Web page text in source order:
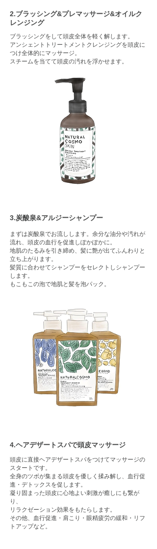
2.ブラッシング&プレマッサージ&オイルク
レンジング
ブラッシングをして頭皮全体を軽く解します。
アンシェントトリートメントクレンジングを頭皮に
つけ全体的にマッサージ。
スチームを当てて頭皮の汚れを浮かせます。
3.炭酸泉&アルジーシャンプー
まずは炭酸泉でお流しします。余分な油分や汚れが
流れ、頭皮の血行を促進しぽかぽかに。
地肌のたるみを引き締め、髪に艶が出てふんわりと
立ち上がります。
髪質に合わせてシャンプーをセレクトしシャンプー
します。
もこもこの泡で地肌と髪を泡パック。
4.ヘアデザートスパで頭皮マッサージ
頭皮に直接ヘアデザートスパをつけてマッサージの
スタートです。
全身のツボが集まる頭皮を優しく揉み解し、血行促
進・デトックスを促します。
凝り固まった頭皮に心地よい刺激が癒しにも繋が
り、
リラクゼーション効果をもたらします。
その他、血行促進・肩こり・眼精疲労の緩和・リフ
トアップなど。